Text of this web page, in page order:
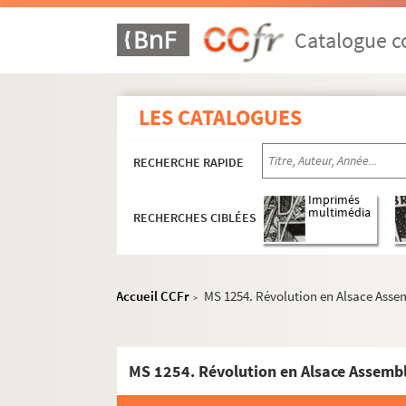
Catalogue
LES CATALOGUES
RECHERCHE RAPIDE
RECHERCHES CIBLÉES
Imprimés
multimédia
Accueil CCFr > MS 1254. Révolution en Alsace
MS 1254. Révolution en Alsace